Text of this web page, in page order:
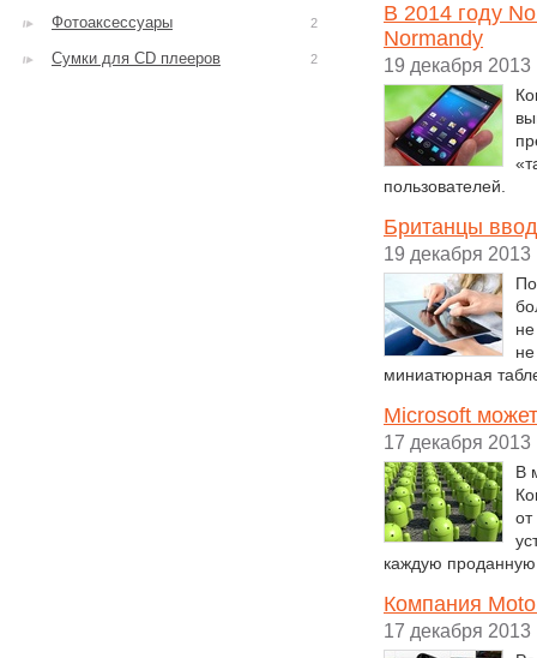
В 2014 году
Normandy
19 декабря 2013
пользователей.
Британцы
19 декабря 2013
миниатюрная
Microsoft
17 декабря 2013
В
каждую
Компания
17 декабря 2013
Фотоаксессуары 2
Сумки для CD плееров 2